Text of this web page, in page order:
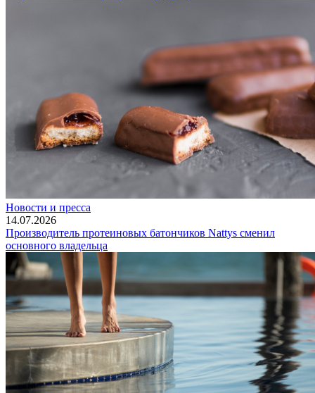
Новости и пресса
14.07.2026
Производитель протеиновых батончиков Nattys сменил
основного владельца